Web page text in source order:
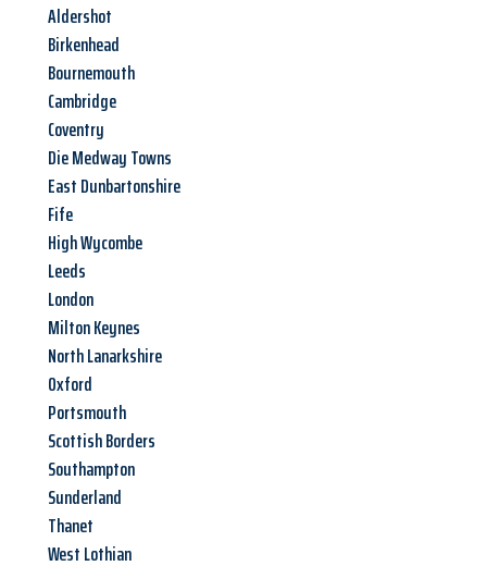
Aldershot
Birkenhead
Bournemouth
Cambridge
Coventry
Die Medway Towns
East Dunbartonshire
Fife
High Wycombe
Leeds
London
Milton Keynes
North Lanarkshire
Oxford
Portsmouth
Scottish Borders
Southampton
Sunderland
Thanet
West Lothian